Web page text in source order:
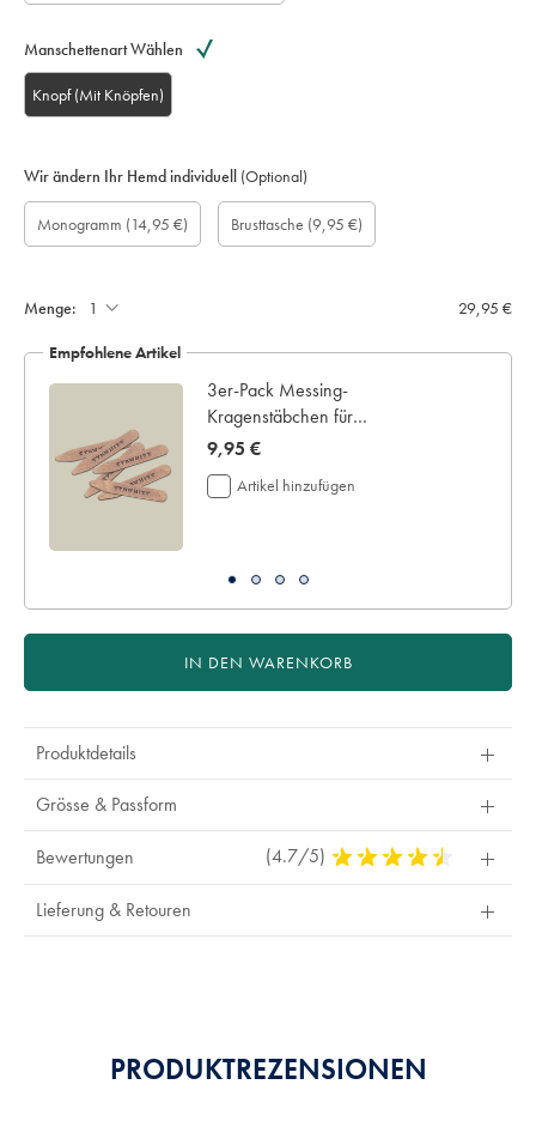
Manschettenart Wählen
Knopf (Mit Knöpfen)
Wir ändern Ihr Hemd individuell (Optional)
Maßgefertigte
Ärmellänge
(cm):
Geschenkbox:
Monogramm
Optionen:
Monogramm (14,95 €)
Monogram
Colour:
Monogram
Font:
Monogram
Location:
Brusttasche
aufnähen:
Brusttasche (9,95 €)
Menge: 29,95 €
Empfohlene Artikel
3er-Pack Messing-
Kragenstäbchen für
Haifischkragen
now
9,95
€
9,95 €
Artikel hinzufügen
IN DEN WARENKORB
Produktdetails
Grösse & Passform
Bewertungen (4.7/5) 4,7
Lieferung & Retouren
PRODUKTREZENSIONEN